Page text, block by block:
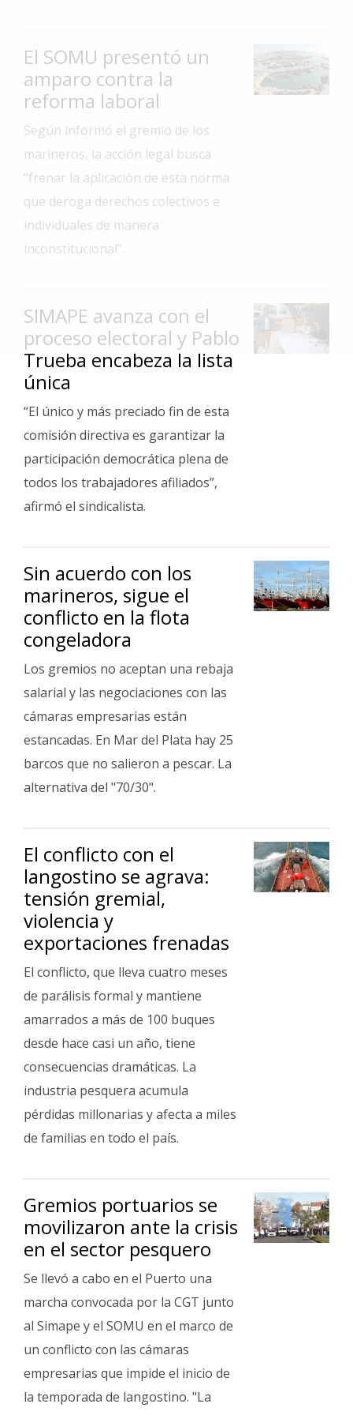
La
Ciudad
y
Espectáculos
Policiales
Clasificados
Fúnebres
El SOMU presentó un
amparo contra la
reforma laboral
Según informó el gremio de los
marineros, la acción legal busca
“frenar la aplicación de esta norma
que deroga derechos colectivos e
individuales de manera
inconstitucional”.
SIMAPE avanza con el
proceso electoral y Pablo
Trueba encabeza la lista
única
“El único y más preciado fin de esta
comisión directiva es garantizar la
participación democrática plena de
todos los trabajadores afiliados”,
afirmó el sindicalista.
Sin acuerdo con los
marineros, sigue el
conflicto en la flota
congeladora
Los gremios no aceptan una rebaja
salarial y las negociaciones con las
cámaras empresarias están
estancadas. En Mar del Plata hay 25
barcos que no salieron a pescar. La
alternativa del "70/30".
El conflicto con el
langostino se agrava:
tensión gremial,
violencia y
exportaciones frenadas
El conflicto, que lleva cuatro meses
de parálisis formal y mantiene
amarrados a más de 100 buques
desde hace casi un año, tiene
consecuencias dramáticas. La
industria pesquera acumula
pérdidas millonarias y afecta a miles
de familias en todo el país.
Gremios portuarios se
movilizaron ante la crisis
en el sector pesquero
Se llevó a cabo en el Puerto una
marcha convocada por la CGT junto
al Simape y el SOMU en el marco de
un conflicto con las cámaras
empresarias que impide el inicio de
la temporada de langostino. "La